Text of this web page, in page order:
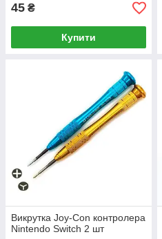
45 ₴
Купити
Викрутка Joy-Con контролера
Nintendo Switch 2 шт